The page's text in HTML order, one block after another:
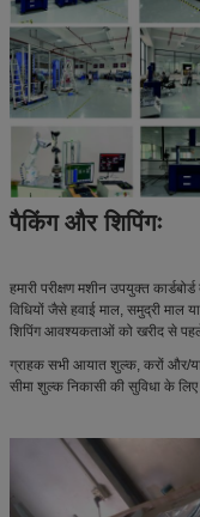
पैकिंग और शिपिंगः
हमारी परीक्षण मशीन उपयुक्त
विधियों जैसे हवाई माल, समुद्री माल
शिपिंग आवश्यकताओं को खरीद से पहले
ग्राहक सभी आयात शुल्क, करों और/
सीमा शुल्क निकासी की सुविधा के